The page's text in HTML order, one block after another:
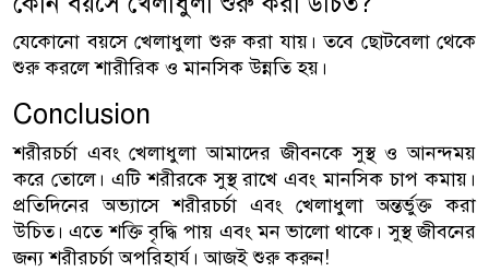
যেকোনো বয়সে খেলাধুলা শুরু করা যায়। তবে ছোটবেলা থেকে
শুরু করলে শারীরিক ও মানসিক উন্নতি হয়।
Conclusion
শরীরচর্চা এবং খেলাধুলা আমাদের জীবনকে সুস্থ ও আনন্দময়
করে তোলে। এটি শরীরকে সুস্থ রাখে এবং মানসিক চাপ কমায়।
প্রতিদিনের অভ্যাসে শরীরচর্চা এবং খেলাধুলা অন্তর্ভুক্ত করা
উচিত। এতে শক্তি বৃদ্ধি পায় এবং মন ভালো থাকে। সুস্থ জীবনের
জন্য শরীরচর্চা অপরিহার্য। আজই শুরু করুন!